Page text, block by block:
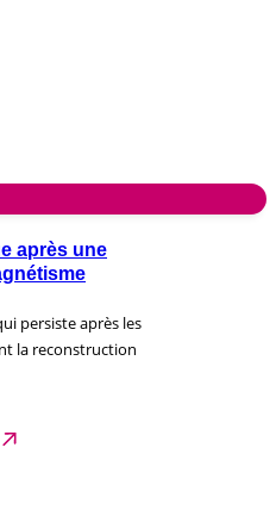
après une
persiste après les
la reconstruction